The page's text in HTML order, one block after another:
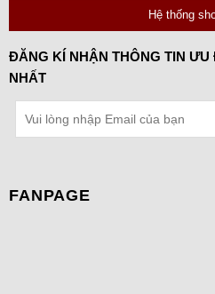
Hệ thống
ĐĂNG KÍ NHẬN THÔNG TIN
NHẤT
FANPAGE